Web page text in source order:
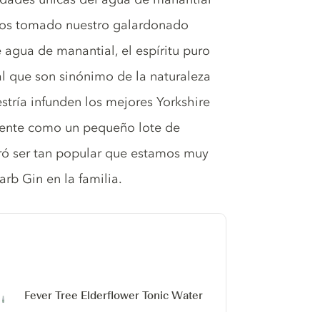
tomado nuestro galardonado
de manantial, el espíritu puro
son sinónimo de la naturaleza
infunden los mejores Yorkshire
como un pequeño lote de
ser tan popular que estamos muy
Gin en la familia.
Fever Tree Elderflower Tonic Water